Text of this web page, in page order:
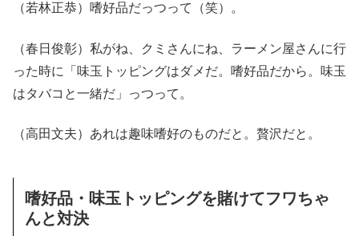
（若林正恭）嗜好品だっつって（笑）。
（春日俊彰）私がね、クミさんにね、ラーメン屋さんに行
った時に「味玉トッピングはダメだ。嗜好品だから。味玉
はタバコと一緒だ」っつって。
（高田文夫）あれは趣味嗜好のものだと。贅沢だと。
嗜好品・味玉トッピングを賭けてフワちゃ
んと対決